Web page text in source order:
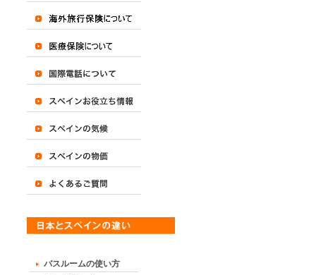
バスルームの使い方